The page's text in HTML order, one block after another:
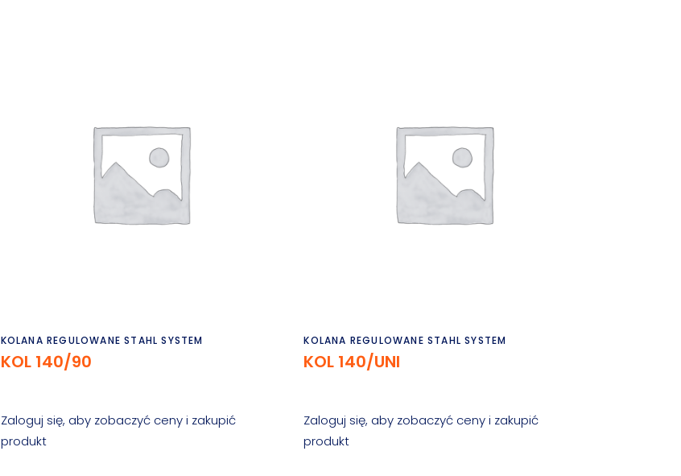
Czytaj dalej
KOLANA REGULOWANE STAHL SYSTEM
KOL 140/90
Zaloguj się, aby zobaczyć ceny i zakupić
produkt
Czytaj dalej
KOLANA REGULOWANE STAHL SYSTEM
KOL 140/UNI
Zaloguj się, aby zobaczyć ceny i zakupić
produkt